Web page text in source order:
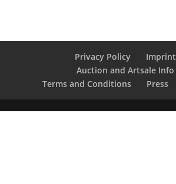
Privacy Policy
Imprint
Auction and Artsale Info
Terms and Conditions
Press